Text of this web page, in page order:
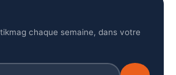
chaque semaine, dans votre